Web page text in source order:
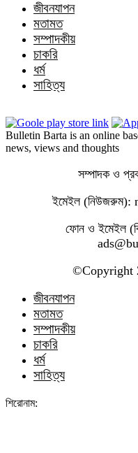
জীবনযাপন
মতামত
সম্পাদকীয়
চাকরি
ধর্ম
সাহিত্য
Bulletin Barta is an online
news, views and thoughts
সম্পাদক ও
ইমেইল
ফোন ও ইমেইল
©️Copyright
জীবনযাপন
মতামত
সম্পাদকীয়
চাকরি
ধর্ম
সাহিত্য
শিরোনাম: